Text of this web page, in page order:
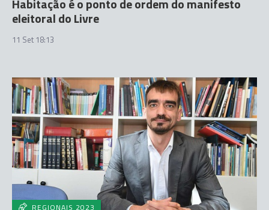
Habitação é o ponto de ordem do manifesto
eleitoral do Livre
11 Set 18:13
REGIONAIS 2023